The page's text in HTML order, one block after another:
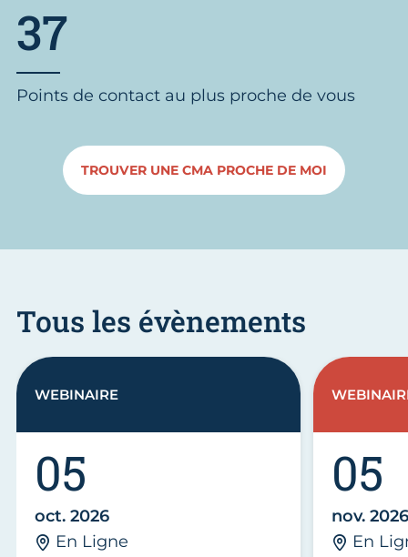
37
Points de contact au plus proche de vous
TROUVER UNE CMA PROCHE DE MOI
Tous les évènements
05
oct. 2026
En Ligne
WEBINAIRE
05
nov. 2026
En